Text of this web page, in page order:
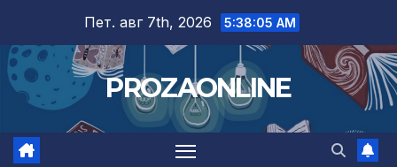
content
Пет. авг 7th, 2026 5:38:06 AM
PROZAONLINE